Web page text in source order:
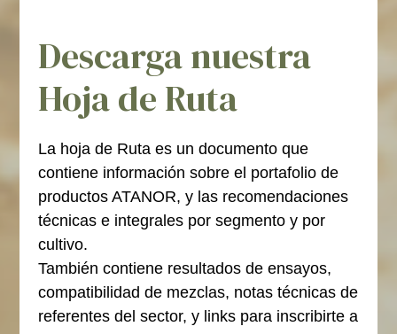
Descarga nuestra
Hoja de Ruta
La hoja de Ruta es un documento que
contiene información sobre el portafolio de
productos ATANOR, y las recomendaciones
técnicas e integrales por segmento y por
cultivo.
También contiene resultados de ensayos,
compatibilidad de mezclas, notas técnicas de
referentes del sector, y links para inscribirte a